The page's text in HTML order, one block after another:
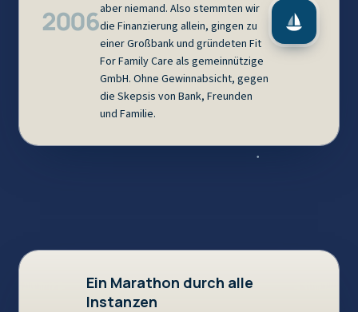
aber niemand. Also stemmten wir
die Finanzierung allein, gingen zu
einer Großbank und gründeten Fit
For Family Care als gemeinnützige
GmbH. Ohne Gewinnabsicht, gegen
die Skepsis von Bank, Freunden
und Familie.
2006
Ein Marathon durch alle
Instanzen